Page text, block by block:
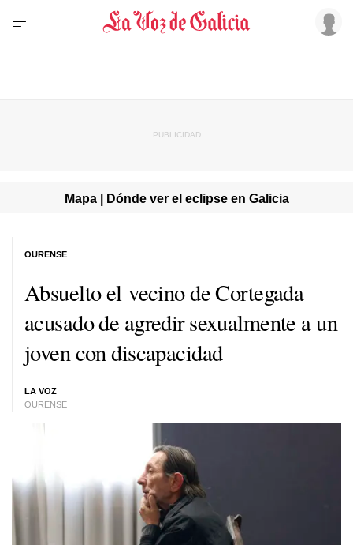
Mapa | Dónde ver el eclipse en Galicia
Absuelto el vecino de Cortegada
acusado de agredir sexualmente a un
joven con discapacidad
LA VOZ
OURENSE
OURENSE